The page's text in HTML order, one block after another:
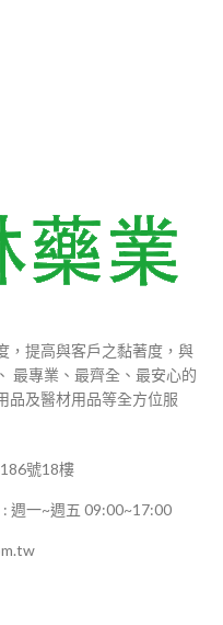
，提高與客戶之黏著度，與
最專業、最齊全、最安心的
品及醫材用品等全方位服
號18樓
週一~週五 09:00~17:00